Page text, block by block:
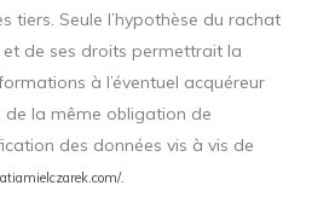
tiers. Seule l’hypothèse du rachat
et de ses droits permettrait la
à l’éventuel acquéreur
la même obligation de
des données vis à vis de
.